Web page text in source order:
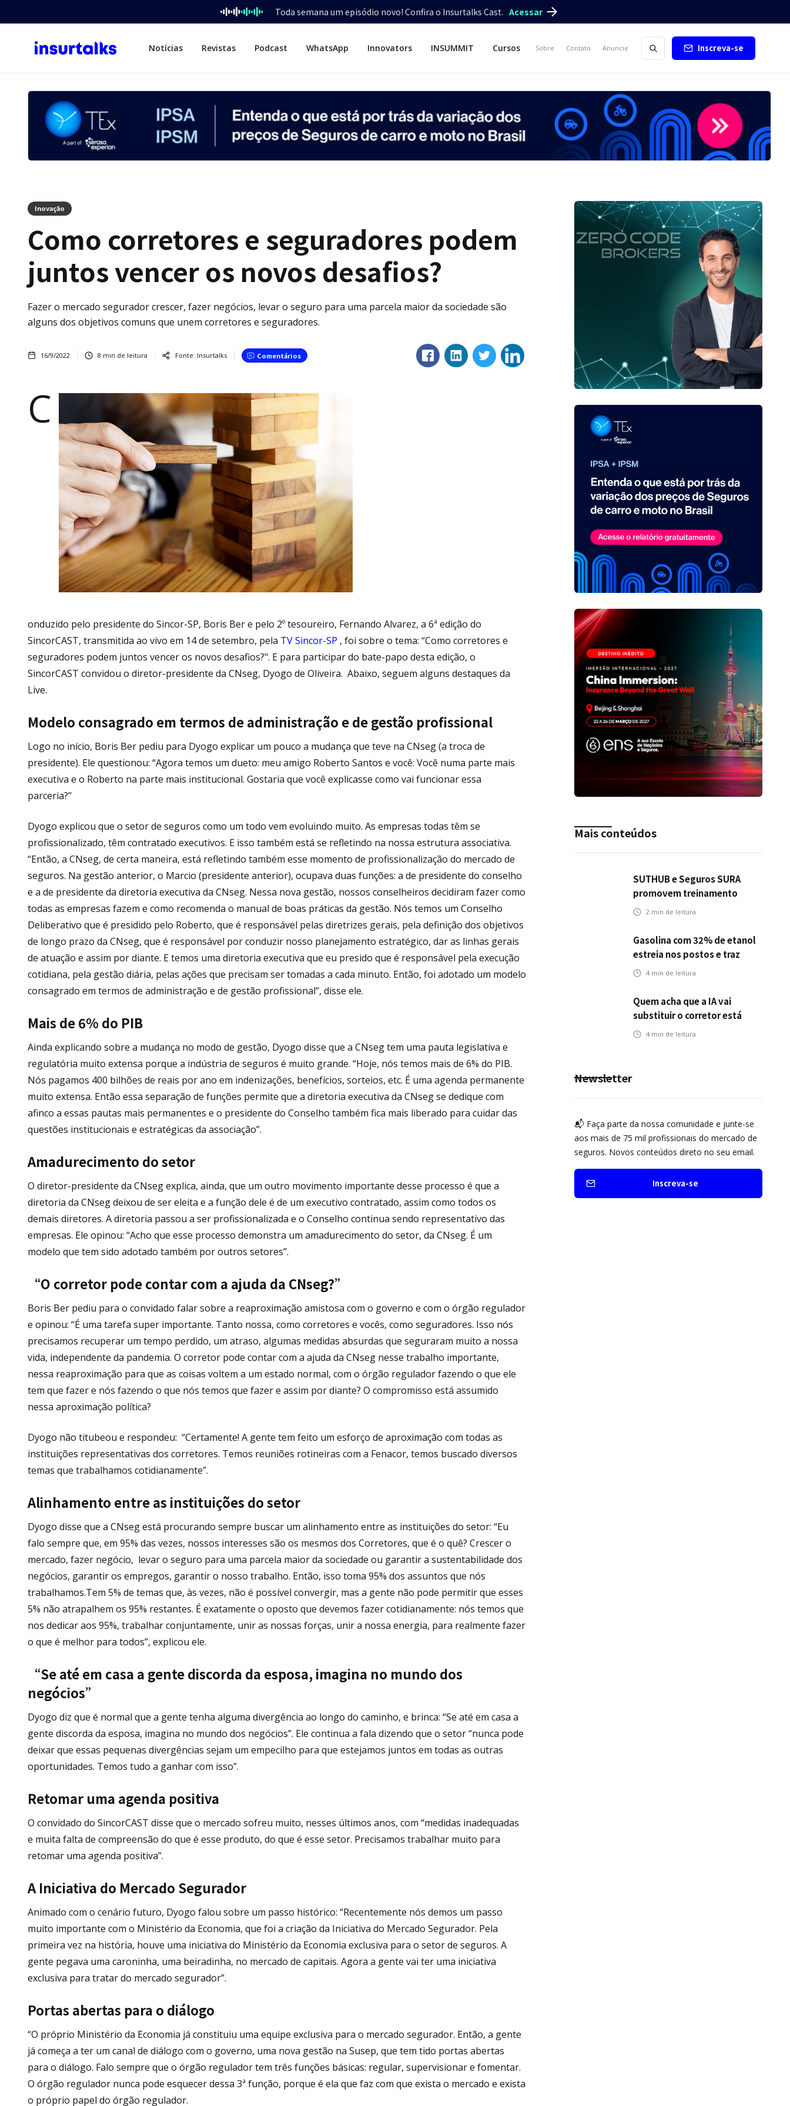
Toda semana um episódio novo! Confira o Insurtalks Cast. Acessar
Notícias Revistas Podcast WhatsApp Innovators INSUMMIT Cursos Sobre Contato Anuncie Inscreva-se
Inovação
Como corretores e seguradores podem
juntos vencer os novos desafios?
Fazer o mercado segurador crescer, fazer negócios, levar o seguro para uma parcela maior da sociedade são
alguns dos objetivos comuns que unem corretores e seguradores.
16/9/2022 8 min de leitura Fonte: Insurtalks Comentários
C
onduzido pelo presidente do Sincor-SP, Boris Ber e pelo 2º tesoureiro, Fernando Alvarez, a 6ª edição do
SincorCAST, transmitida ao vivo em 14 de setembro, pela TV Sincor-SP , foi sobre o tema: “Como corretores e
seguradores podem juntos vencer os novos desafios?". E para participar do bate-papo desta edição, o
SincorCAST convidou o diretor-presidente da CNseg, Dyogo de Oliveira. Abaixo, seguem alguns destaques da
Live.
Modelo consagrado em termos de administração e de gestão profissional
Logo no início, Boris Ber pediu para Dyogo explicar um pouco a mudança que teve na CNseg (a troca de
presidente). Ele questionou: “Agora temos um dueto: meu amigo Roberto Santos e você: Você numa parte mais
executiva e o Roberto na parte mais institucional. Gostaria que você explicasse como vai funcionar essa
parceria?”
Dyogo explicou que o setor de seguros como um todo vem evoluindo muito. As empresas todas têm se
profissionalizado, têm contratado executivos. E isso também está se refletindo na nossa estrutura associativa.
“Então, a CNseg, de certa maneira, está refletindo também esse momento de profissionalização do mercado de
seguros. Na gestão anterior, o Marcio (presidente anterior), ocupava duas funções: a de presidente do conselho
e a de presidente da diretoria executiva da CNseg. Nessa nova gestão, nossos conselheiros decidiram fazer como
todas as empresas fazem e como recomenda o manual de boas práticas da gestão. Nós temos um Conselho
Deliberativo que é presidido pelo Roberto, que é responsável pelas diretrizes gerais, pela definição dos objetivos
de longo prazo da CNseg, que é responsável por conduzir nosso planejamento estratégico, dar as linhas gerais
de atuação e assim por diante. E temos uma diretoria executiva que eu presido que é responsável pela execução
cotidiana, pela gestão diária, pelas ações que precisam ser tomadas a cada minuto. Então, foi adotado um modelo
consagrado em termos de administração e de gestão profissional”, disse ele.
Mais de 6% do PIB
Ainda explicando sobre a mudança no modo de gestão, Dyogo disse que a CNseg tem uma pauta legislativa e
regulatória muito extensa porque a indústria de seguros é muito grande. “Hoje, nós temos mais de 6% do PIB.
Nós pagamos 400 bilhões de reais por ano em indenizações, benefícios, sorteios, etc. É uma agenda permanente
muito extensa. Então essa separação de funções permite que a diretoria executiva da CNseg se dedique com
afinco a essas pautas mais permanentes e o presidente do Conselho também fica mais liberado para cuidar das
questões institucionais e estratégicas da associação”.
Amadurecimento do setor
O diretor-presidente da CNseg explica, ainda, que um outro movimento importante desse processo é que a
diretoria da CNseg deixou de ser eleita e a função dele é de um executivo contratado, assim como todos os
demais diretores. A diretoria passou a ser profissionalizada e o Conselho continua sendo representativo das
empresas. Ele opinou: “Acho que esse processo demonstra um amadurecimento do setor, da CNseg. É um
modelo que tem sido adotado também por outros setores”.
“O corretor pode contar com a ajuda da CNseg?”
Boris Ber pediu para o convidado falar sobre a reaproximação amistosa com o governo e com o órgão regulador
e opinou: “É uma tarefa super importante. Tanto nossa, como corretores e vocês, como seguradores. Isso nós
precisamos recuperar um tempo perdido, um atraso, algumas medidas absurdas que seguraram muito a nossa
vida, independente da pandemia. O corretor pode contar com a ajuda da CNseg nesse trabalho importante,
nessa reaproximação para que as coisas voltem a um estado normal, com o órgão regulador fazendo o que ele
tem que fazer e nós fazendo o que nós temos que fazer e assim por diante? O compromisso está assumido
nessa aproximação política?
Dyogo não titubeou e respondeu: “Certamente! A gente tem feito um esforço de aproximação com todas as
instituições representativas dos corretores. Temos reuniões rotineiras com a Fenacor, temos buscado diversos
temas que trabalhamos cotidianamente”.
Alinhamento entre as instituições do setor
Dyogo disse que a CNseg está procurando sempre buscar um alinhamento entre as instituições do setor: “Eu
falo sempre que, em 95% das vezes, nossos interesses são os mesmos dos Corretores, que é o quê? Crescer o
mercado, fazer negócio, levar o seguro para uma parcela maior da sociedade ou garantir a sustentabilidade dos
negócios, garantir os empregos, garantir o nosso trabalho. Então, isso toma 95% dos assuntos que nós
trabalhamos.Tem 5% de temas que, às vezes, não é possível convergir, mas a gente não pode permitir que esses
5% não atrapalhem os 95% restantes. É exatamente o oposto que devemos fazer cotidianamente: nós temos que
nos dedicar aos 95%, trabalhar conjuntamente, unir as nossas forças, unir a nossa energia, para realmente fazer
o que é melhor para todos”, explicou ele.
“Se até em casa a gente discorda da esposa, imagina no mundo dos
negócios”
Dyogo diz que é normal que a gente tenha alguma divergência ao longo do caminho, e brinca: “Se até em casa a
gente discorda da esposa, imagina no mundo dos negócios”. Ele continua a fala dizendo que o setor “nunca pode
deixar que essas pequenas divergências sejam um empecilho para que estejamos juntos em todas as outras
oportunidades. Temos tudo a ganhar com isso”.
Retomar uma agenda positiva
O convidado do SincorCAST disse que o mercado sofreu muito, nesses últimos anos, com “medidas inadequadas
e muita falta de compreensão do que é esse produto, do que é esse setor. Precisamos trabalhar muito para
retomar uma agenda positiva”.
A Iniciativa do Mercado Segurador
Animado com o cenário futuro, Dyogo falou sobre um passo histórico: “Recentemente nós demos um passo
muito importante com o Ministério da Economia, que foi a criação da Iniciativa do Mercado Segurador. Pela
primeira vez na história, houve uma iniciativa do Ministério da Economia exclusiva para o setor de seguros. A
gente pegava uma caroninha, uma beiradinha, no mercado de capitais. Agora a gente vai ter uma iniciativa
exclusiva para tratar do mercado segurador”.
Portas abertas para o diálogo
“O próprio Ministério da Economia já constituiu uma equipe exclusiva para o mercado segurador. Então, a gente
já começa a ter um canal de diálogo com o governo, uma nova gestão na Susep, que tem tido portas abertas
para o diálogo. Falo sempre que o órgão regulador tem três funções básicas: regular, supervisionar e fomentar.
O órgão regulador nunca pode esquecer dessa 3ª função, porque é ela que faz com que exista o mercado e exista
o próprio papel do órgão regulador.
Mais conteúdos
SUTHUB e Seguros SURA
promovem treinamento
conjunto para fortalecer a
Seguro Mobilidade no Grupo
MDS
2 min de leitura
Gasolina com 32% de etanol
estreia nos postos e traz
novos desafios para o setor
4 min de leitura
Quem acha que a IA vai
substituir o corretor está
olhando para o problema
4 min de leitura
Newsletter
📬 Faça parte da nossa comunidade e junte-se
aos mais de 75 mil profissionais do mercado de
seguros. Novos conteúdos direto no seu email.
Inscreva-se